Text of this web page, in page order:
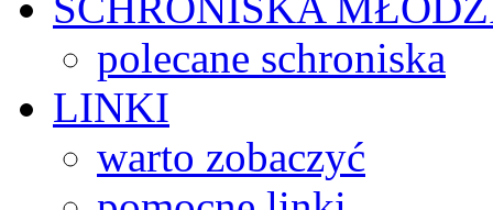
polecane schroniska
LINKI
warto zobaczyć